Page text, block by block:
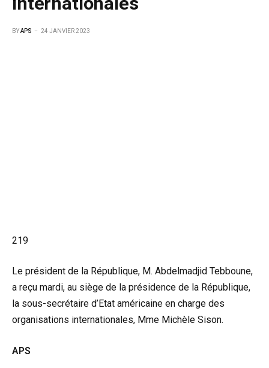
BYAPS 24 JANVIER 2023
219
Le président de la République, M. Abdelmadjid Tebboune,
a reçu mardi, au siège de la présidence de la République,
la sous-secrétaire d’Etat américaine en charge des
organisations internationales, Mme Michèle Sison.
APS